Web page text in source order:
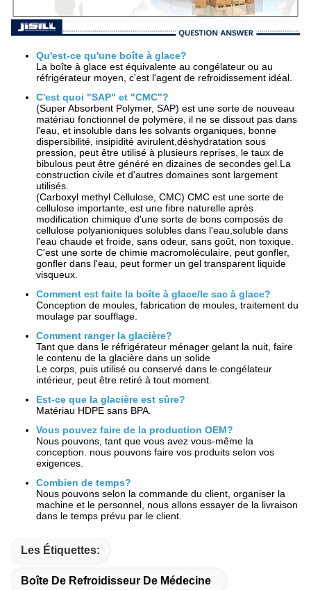
Qu'est-ce qu'une boîte à glace?
La boîte à glace est équivalente au congélateur ou au
réfrigérateur moyen, c'est l'agent de refroidissement idéal.
C'est quoi "SAP" et "CMC"?
(Super Absorbent Polymer, SAP) est une sorte de nouveau
matériau fonctionnel de polymère, il ne se dissout pas dans
l'eau, et insoluble dans les solvants organiques, bonne
dispersibilité, insipidité avirulent,déshydratation sous
pression, peut être utilisé à plusieurs reprises, le taux de
bibulous peut être généré en dizaines de secondes gel.La
construction civile et d'autres domaines sont largement
utilisés.
(Carboxyl methyl Cellulose, CMC) CMC est une sorte de
cellulose importante, est une fibre naturelle après
modification chimique d'une sorte de bons composés de
cellulose polyanioniques solubles dans l'eau,soluble dans
l'eau chaude et froide, sans odeur, sans goût, non toxique.
C'est une sorte de chimie macromoléculaire, peut gonfler,
gonfler dans l'eau, peut former un gel transparent liquide
visqueux.
Comment est faite la boîte à glace/le sac à glace?
Conception de moules, fabrication de moules, traitement du
moulage par soufflage.
Comment ranger la glacière?
Tant que dans le réfrigérateur ménager gelant la nuit, faire
le contenu de la glacière dans un solide
Le corps, puis utilisé ou conservé dans le congélateur
intérieur, peut être retiré à tout moment.
Est-ce que la glacière est sûre?
Matériau HDPE sans BPA.
Vous pouvez faire de la production OEM?
Nous pouvons, tant que vous avez vous-même la
conception. nous pouvons faire vos produits selon vos
exigences.
Combien de temps?
Nous pouvons selon la commande du client, organiser la
machine et le personnel, nous allons essayer de la livraison
dans le temps prévu par le client.
Les Étiquettes:
Boîte De Refroidisseur De Médecine